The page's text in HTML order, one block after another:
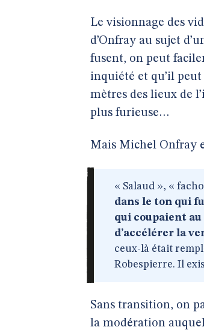
Le visionnage des
d’Onfray au sujet
fusent, on peut
inquiété et qu’il
mètres des lieux de
plus furieuse…
Mais Michel Onfray
« Salaud », «
dans le ton qui
qui coupaient
d’accélérer la
ceux-là était
Robespierre. Il
Sans transition, on
la modération